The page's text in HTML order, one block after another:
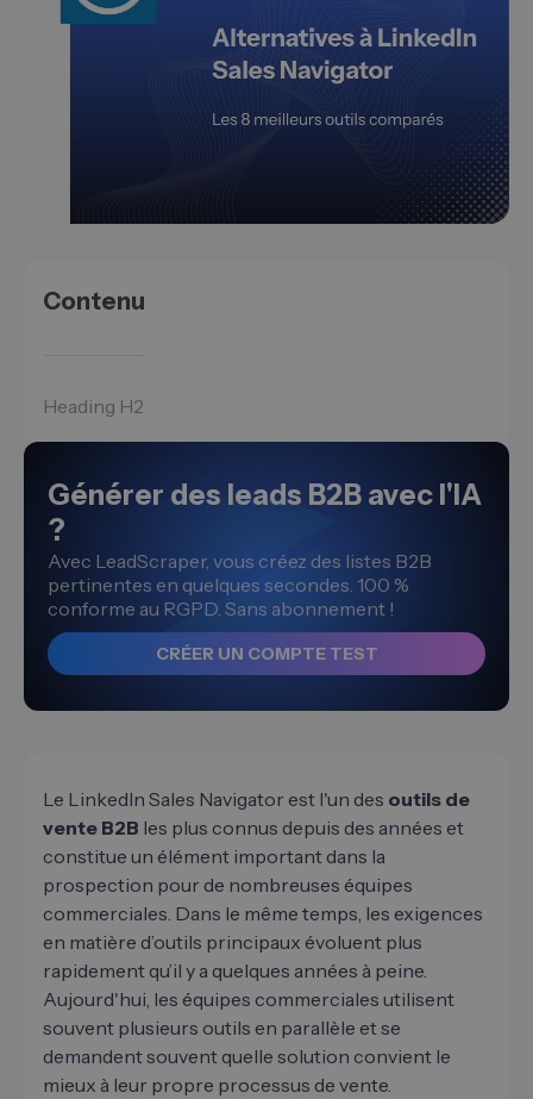
Contenu
Heading H2
Générer des leads B2B avec l'IA
?
Avec LeadScraper, vous créez des listes B2B
pertinentes en quelques secondes. 100 %
conforme au RGPD. Sans abonnement !
CRÉER UN COMPTE TEST
Le LinkedIn Sales Navigator est l'un des outils de
vente B2B les plus connus depuis des années et
constitue un élément important dans la
prospection pour de nombreuses équipes
commerciales. Dans le même temps, les exigences
en matière d’outils principaux évoluent plus
rapidement qu’il y a quelques années à peine.
Aujourd'hui, les équipes commerciales utilisent
souvent plusieurs outils en parallèle et se
demandent souvent quelle solution convient le
mieux à leur propre processus de vente.